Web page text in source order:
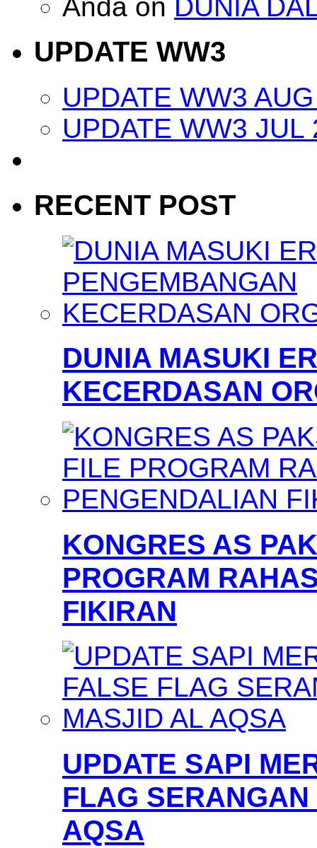
Anda on DUNIA
UPDATE WW3
UPDATE WW3
UPDATE WW3 JUL
RECENT POST
DUNIA MASUKI
KECERDASAN
KONGRES AS
PROGRAM
FIKIRAN
UPDATE SAPI
FLAG
AQSA